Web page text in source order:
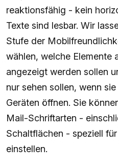
reaktionsfähig - kein
Texte sind lesbar. Wir
Stufe der
wählen, welche Elemente
angezeigt werden sollen
nur sehen sollen, wenn
Geräten öffnen. Sie
Mail-Schriftarten -
Schaltflächen - speziell
einstellen.